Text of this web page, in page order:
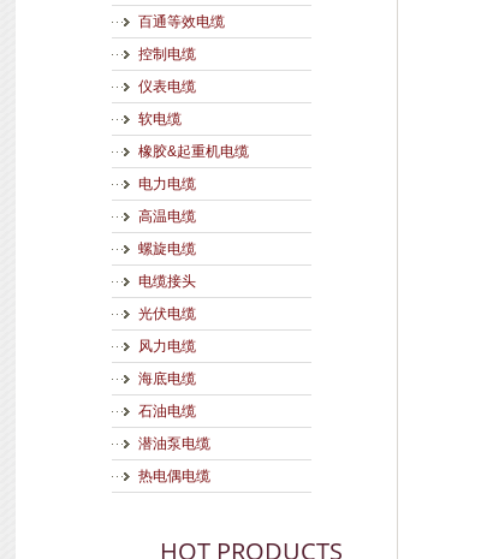
百通等效电缆
控制电缆
仪表电缆
软电缆
橡胶&起重机电缆
电力电缆
高温电缆
螺旋电缆
电缆接头
光伏电缆
风力电缆
海底电缆
石油电缆
潜油泵电缆
热电偶电缆
HOT PRODUCTS